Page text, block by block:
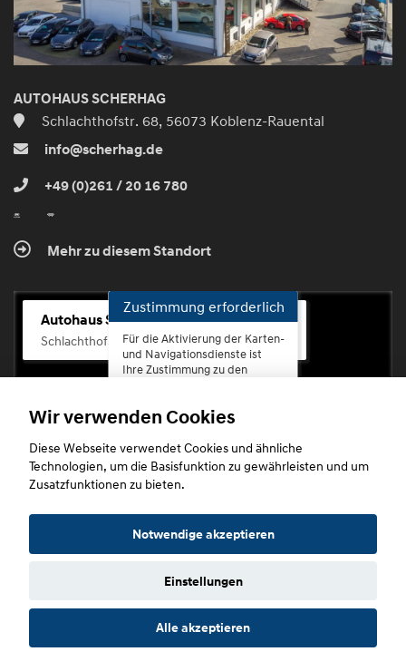
AUTOHAUS SCHERHAG
Schlachthofstr. 68, 56073 Koblenz-Rauental
info@scherhag.de
+49 (0)261 / 20 16 780
Mehr zu diesem Standort
Autohaus Scherhag
Schlachthofstr. 68, 56073 Koblenz-Rauental
Zustimmung erforderlich
Für die Aktivierung der Karten-
und Navigationsdienste ist
Ihre Zustimmung zu den
erforderlich.
Zustimmen
Copyright © 2026. Autohaus Scherhag
Datenschutz Impressum
Wir verwenden Cookies
Diese Webseite verwendet Cookies und ähnliche
Technologien, um die Basisfunktion zu gewährleisten und um
Zusatzfunktionen zu bieten.
Notwendige akzeptieren
Einstellungen
Alle akzeptieren